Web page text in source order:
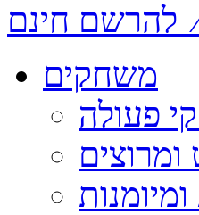
להרשם חינם
משחקים
פעולה